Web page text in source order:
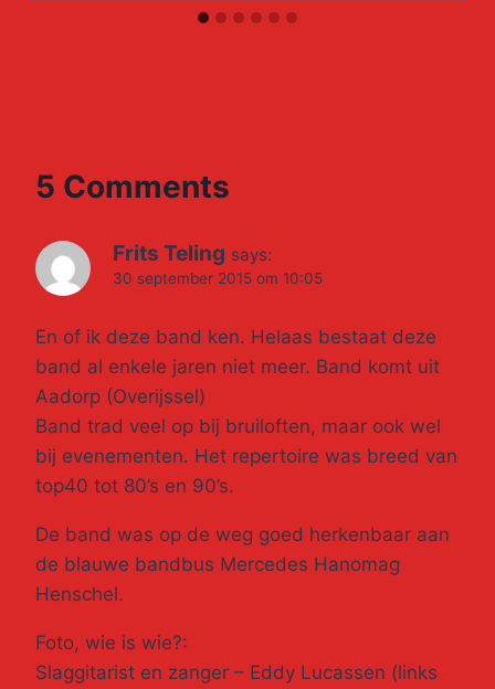
5 Comments
Frits Teling says:
30 september 2015 om 10:05
En of ik deze band ken. Helaas bestaat deze
band al enkele jaren niet meer. Band komt uit
Aadorp (Overijssel)
Band trad veel op bij bruiloften, maar ook wel
bij evenementen. Het repertoire was breed van
top40 tot 80’s en 90’s.
De band was op de weg goed herkenbaar aan
de blauwe bandbus Mercedes Hanomag
Henschel.
Foto, wie is wie?:
Slaggitarist en zanger – Eddy Lucassen (links